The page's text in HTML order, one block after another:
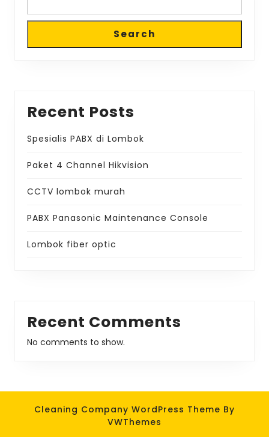
Search
Recent Posts
Spesialis PABX di Lombok
Paket 4 Channel Hikvision
CCTV lombok murah
PABX Panasonic Maintenance Console
Lombok fiber optic
Recent Comments
No comments to show.
Cleaning Company WordPress Theme By
VWThemes